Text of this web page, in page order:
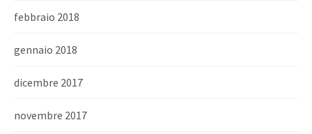
febbraio 2018
gennaio 2018
dicembre 2017
novembre 2017